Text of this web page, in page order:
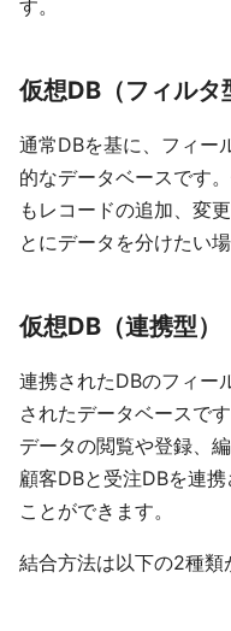
す。
仮想DB（フィルタ
通常DBを基に、フィー
的なデータベースです
もレコードの追加、変
とにデータを分けたい
仮想DB（連携型）
連携されたDBのフィー
されたデータベースで
データの閲覧や登録、
顧客DBと受注DBを連
ことができます。
結合方法は以下の2種類